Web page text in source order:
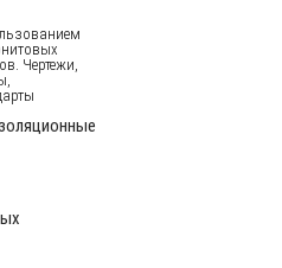
Чертежи,